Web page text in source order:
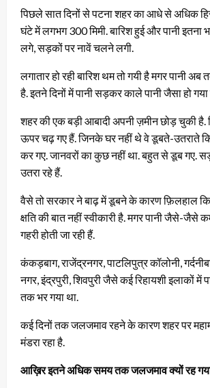
पिछले सात दिनों से पटना शहर का आधे से अधिक
घंटे में लगभग 300 मिमी. बारिश हुई और पानी इतना
लगे, सड़कों पर नावें चलने लगी.
लगातार हो रही बारिश थम तो गयी है मगर पानी
है. इतने दिनों में पानी सड़कर काले पानी जैसा हो गया
शहर की एक बड़ी आबादी अपनी ज़मीन छोड़ चुकी
ऊपर चढ़ गए हैं. जिनके घर नहीं थे वे डूबते-उतराते
कर गए. जानवरों का कुछ नहीं था. बहुत से डूब गए.
उतरा रहे हैं.
वैसे तो सरकार ने बाढ़ में डूबने के कारण फ़िलहाल
क्षति की बात नहीं स्वीकारी है. मगर पानी जैसे-जैसे
गहरी होती जा रही हैं.
कंकड़बाग, राजेंद्रनगर, पाटलिपुत्र कॉलोनी,
नगर, इंद्रपुरी, शिवपुरी जैसे कई रिहायशी इलाकों में
तक भर गया था.
कई दिनों तक जलजमाव रहने के कारण शहर पर
मंडरा रहा है.
आख़िरइतने अधिक समय तक जलजमाव क्यों रह